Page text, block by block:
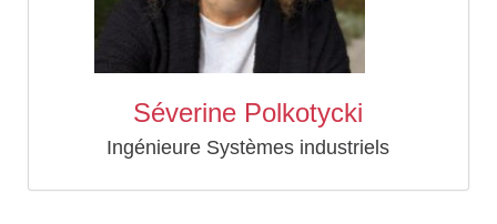
Séverine Polkotycki
Ingénieure Systèmes industriels